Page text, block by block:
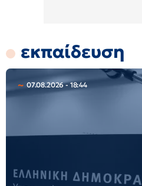
εκπαίδευση
07.08.2026 - 18:44